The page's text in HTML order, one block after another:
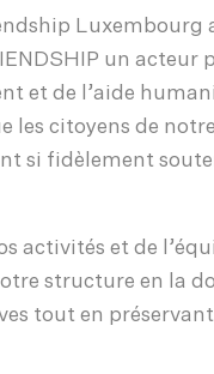
Luxembourg
un acteur
et de l’aide
les citoyens de
si fidèlement
activités et de
structure en la
tout en